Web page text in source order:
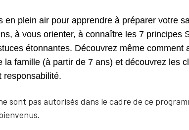
en plein air pour apprendre à préparer votre
à vous orienter, à connaître les 7 principes
étonnantes. Découvrez même comment
la famille (à partir de 7 ans) et découvrez les
responsabilité.
sont pas autorisés dans le cadre de ce